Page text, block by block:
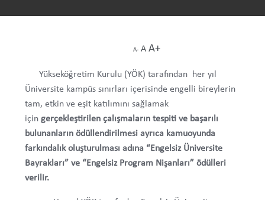
Etkinliklerimiz
Misyon ve Vizyon
Hizmetlerimiz
Akademik Uyarlama Hizmeti
A- A A+
Yükseköğretim Kurulu (YÖK) tarafından her yıl
Üniversite kampüs sınırları içerisinde engelli bireylerin
tam, etkin ve eşit katılımını sağlamak
için gerçekleştirilen çalışmaların tespiti ve başarılı
bulunanların ödüllendirilmesi ayrıca kamuoyunda
farkındalık oluşturulması adına “Engelsiz Üniversite
Bayrakları” ve “Engelsiz Program Nişanları” ödülleri
verilir.